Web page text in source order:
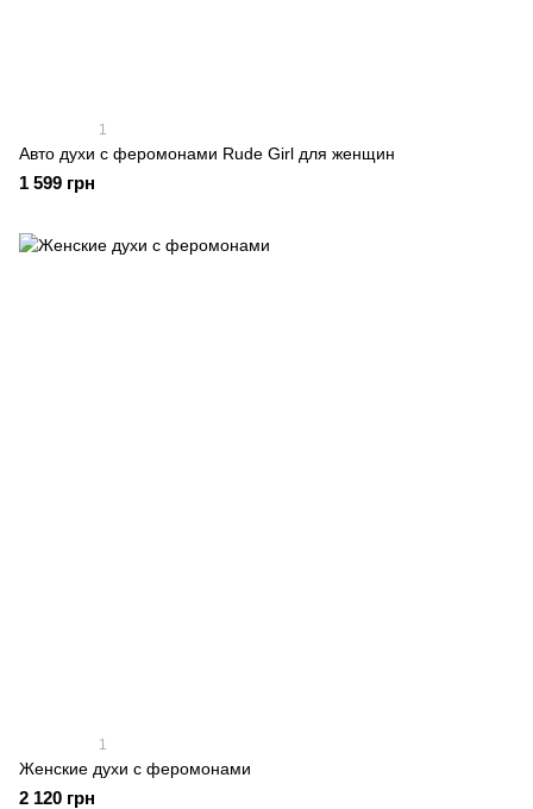
1
Авто духи с феромонами Rude Girl для женщин
1 599 грн
1
Женские духи с феромонами
2 120 грн